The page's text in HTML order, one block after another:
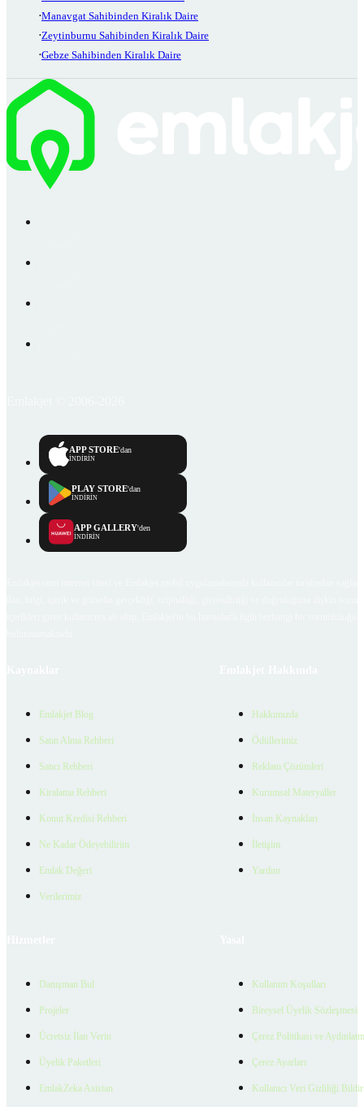
Manavgat Sahibinden Kiralık Daire
Zeytinburnu Sahibinden Kiralık Daire
Gebze Sahibinden Kiralık Daire
APP STORE'dan
İNDİRİN
PLAY STORE'dan
İNDİRİN
APP GALLERY'den
İNDİRİN
Emlakjet Blog
Satın Alma Rehberi
Satıcı Rehberi
Kiralama Rehberi
Konut Kredisi Rehberi
Ne Kadar Ödeyebilirim
Emlak Değeri
Verilerimiz
Hakkımızda
Ödüllerimiz
Reklam Çözümleri
Kurumsal Materyaller
İnsan Kaynakları
İletişim
Yardım
Danışman Bul
Projeler
Ücretsiz İlan Verin
Üyelik Paketleri
EmlakZeka Asistan
Kullanım Koşulları
Bireysel Üyelik Sözleşmesi
Çerez Politikası ve
Çerez Ayarları
Kullanıcı Veri Gizliliği